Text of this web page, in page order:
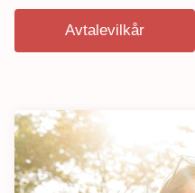
Avtalevilkår